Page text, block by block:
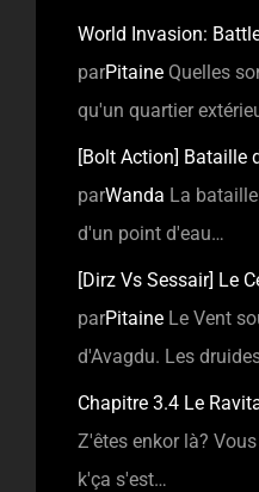
World Invasion:
parPitaine Quelles
qu'un quartier
[Bolt Action] Bataille
parWanda La
d'un point d'eau…
[Dirz Vs Sessair] Le
parPitaine Le Vent
d'Avagdu. Les
Chapitre 3.4 Le
Z'êtes enkor là?
k'ça s'est…